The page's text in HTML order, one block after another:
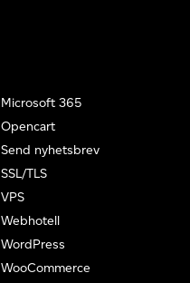
Microsoft 365
Opencart
Send nyhetsbrev
SSL/TLS
VPS
Webhotell
WordPress
WooCommerce